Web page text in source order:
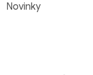
Novinky